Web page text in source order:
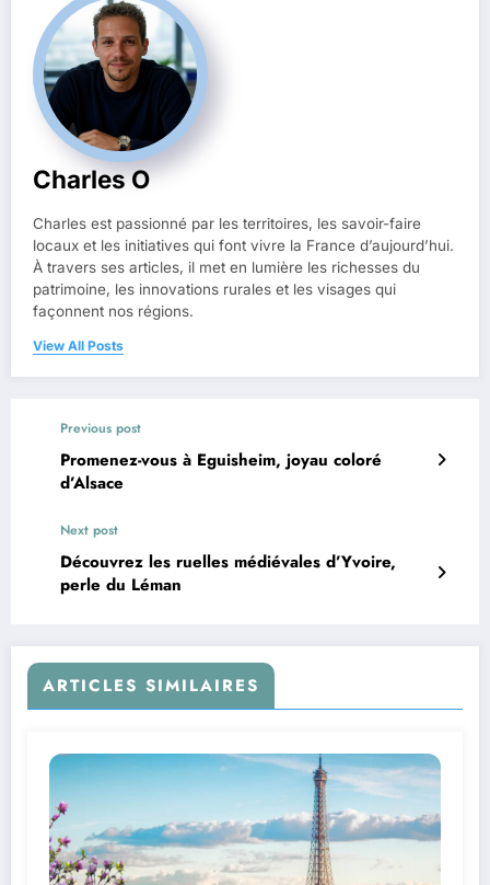
Charles O
Charles est passionné par les territoires, les savoir-faire
locaux et les initiatives qui font vivre la France d’aujourd’hui.
À travers ses articles, il met en lumière les richesses du
patrimoine, les innovations rurales et les visages qui
façonnent nos régions.
View All Posts
Previous post
Promenez-vous à Eguisheim, joyau coloré
d’Alsace
Next post
Découvrez les ruelles médiévales d’Yvoire,
perle du Léman
ARTICLES SIMILAIRES